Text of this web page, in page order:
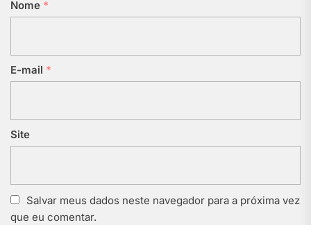
Nome *
E-mail *
Site
Salvar meus dados neste navegador para a próxima vez
que eu comentar.